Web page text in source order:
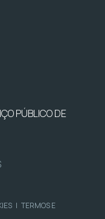
PÚBLICO DE
| TERMOS E